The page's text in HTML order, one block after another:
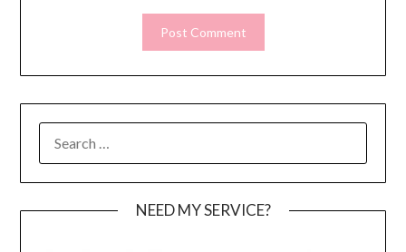
FOR:
NEED MY SERVICE?